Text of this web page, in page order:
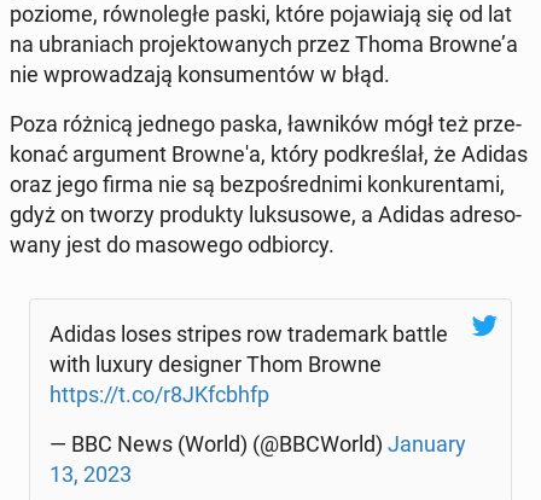
poziome, rów­no­le­głe paski, które po­ja­wia­ją się od lat
na ubra­niach pro­jek­to­wa­nych przez Thoma Browne’a
nie wpro­wa­dza­ją kon­su­men­tów w błąd.
Poza różnicą jednego paska, ław­ni­ków mógł też prze­
ko­nać ar­gu­ment Brow­ne­'a, który pod­kre­ślał, że Adidas
oraz jego firma nie są bez­po­śred­ni­mi kon­ku­ren­ta­mi,
gdyż on tworzy pro­duk­ty luk­su­so­we, a Adidas ad­re­so­
wa­ny jest do ma­so­we­go od­bior­cy.
Adidas loses stripes row tra­de­mark battle
with luxury de­si­gner Thom Browne
https://t.co/r8JKfc­bhfp
— BBC News (World) (@BBCWorld) January
13, 2023